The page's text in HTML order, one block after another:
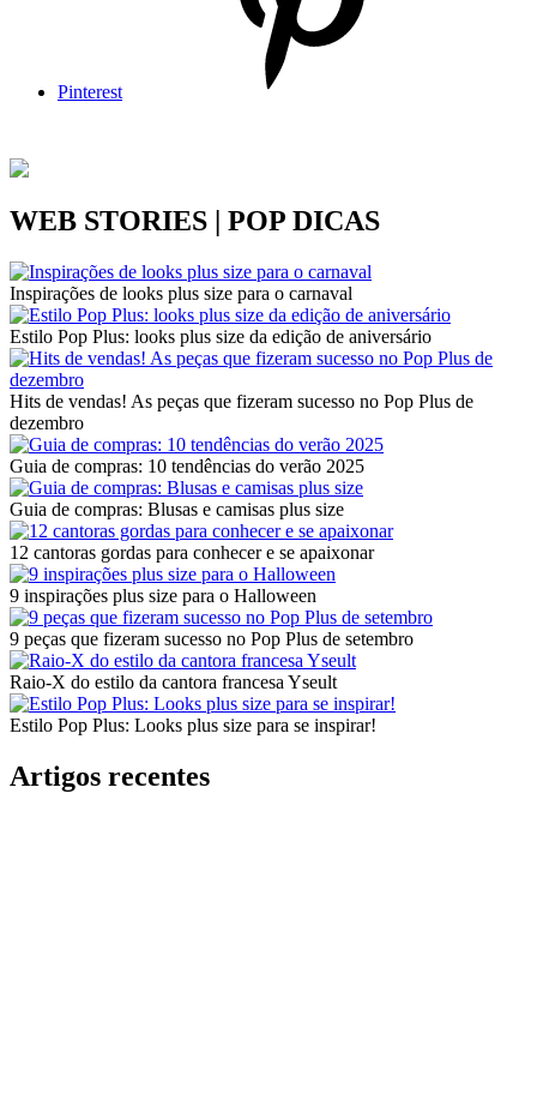
Pinterest
WEB STORIES | POP DICAS
Inspirações de looks plus size para o carnaval
Estilo Pop Plus: looks plus size da edição de aniversário
Hits de vendas! As peças que fizeram sucesso no Pop Plus de
dezembro
Guia de compras: 10 tendências do verão 2025
Guia de compras: Blusas e camisas plus size
12 cantoras gordas para conhecer e se apaixonar
9 inspirações plus size para o Halloween
9 peças que fizeram sucesso no Pop Plus de setembro
Raio-X do estilo da cantora francesa Yseult
Estilo Pop Plus: Looks plus size para se inspirar!
Artigos recentes